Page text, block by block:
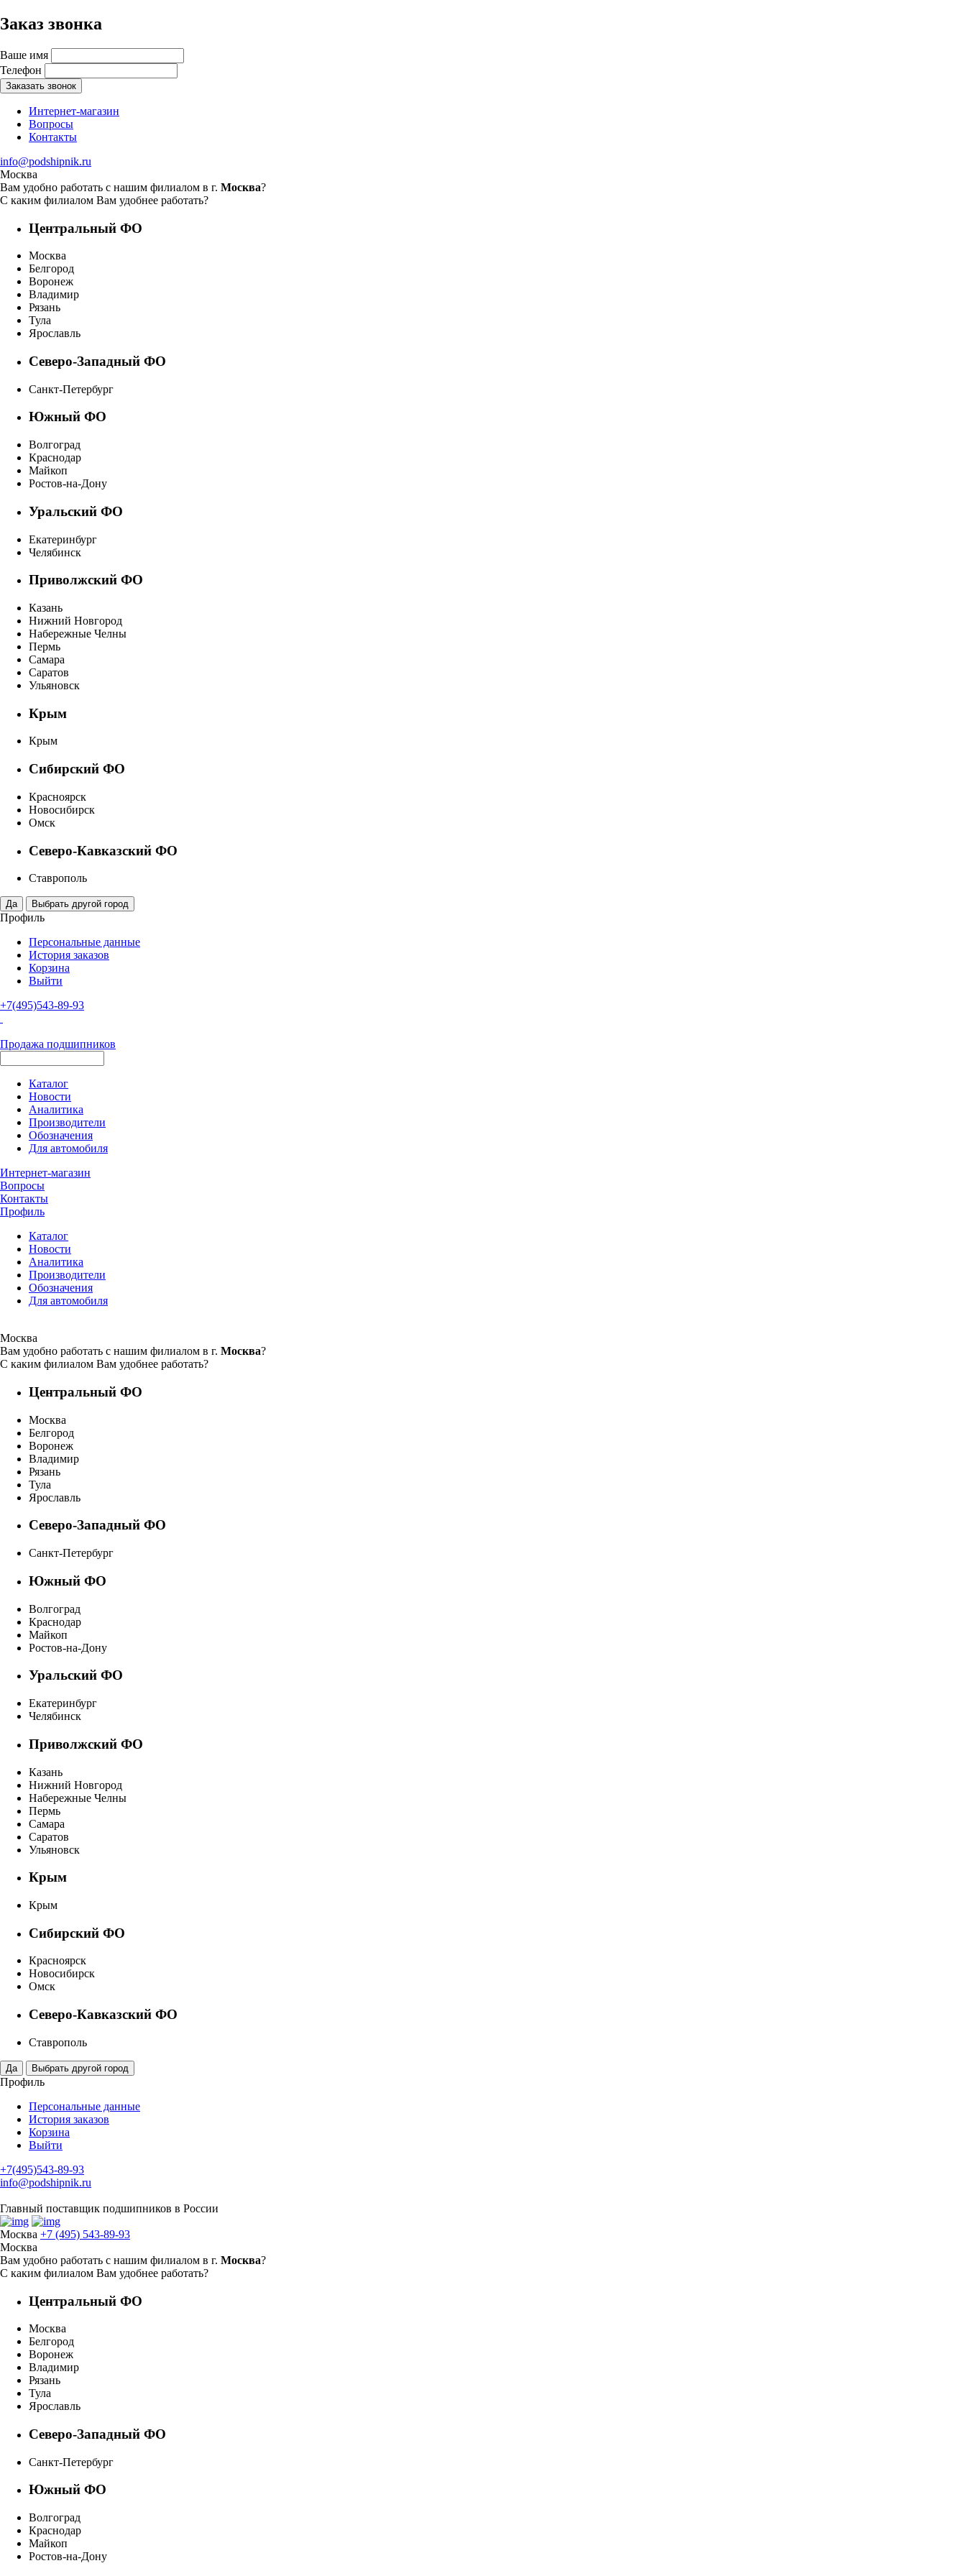
Заказ звонка
Ваше имя
Телефон
Заказать звонок
Интернет-магазин
Вопросы
Контакты
info@podshipnik.ru
Москва
Вам удобно работать с нашим филиалом в г. Москва?
С каким филиалом Вам удобнее работать?
Центральный ФО
Москва
Белгород
Воронеж
Владимир
Рязань
Тула
Ярославль
Северо-Западный ФО
Санкт-Петербург
Южный ФО
Волгоград
Краснодар
Майкоп
Ростов-на-Дону
Уральский ФО
Екатеринбург
Челябинск
Приволжский ФО
Казань
Нижний Новгород
Набережные Челны
Пермь
Самара
Саратов
Ульяновск
Крым
Крым
Сибирский ФО
Красноярск
Новосибирск
Омск
Северо-Кавказский ФО
Ставрополь
Профиль
Персональные данные
История заказов
Корзина
Выйти
+7(495)543-89-93
Продажа подшипников
Каталог
Новости
Аналитика
Производители
Обозначения
Для автомобиля
Интернет-магазин
Вопросы
Контакты
Профиль
Каталог
Новости
Аналитика
Производители
Обозначения
Для автомобиля
Москва
Вам удобно работать с нашим филиалом в г. Москва?
С каким филиалом Вам удобнее работать?
Центральный ФО
Москва
Белгород
Воронеж
Владимир
Рязань
Тула
Ярославль
Северо-Западный ФО
Санкт-Петербург
Южный ФО
Волгоград
Краснодар
Майкоп
Ростов-на-Дону
Уральский ФО
Екатеринбург
Челябинск
Приволжский ФО
Казань
Нижний Новгород
Набережные Челны
Пермь
Самара
Саратов
Ульяновск
Крым
Крым
Сибирский ФО
Красноярск
Новосибирск
Омск
Северо-Кавказский ФО
Ставрополь
Профиль
Персональные данные
История заказов
Корзина
Выйти
+7(495)543-89-93
info@podshipnik.ru
Главный поставщик подшипников в России
Москва +7 (495) 543-89-93
Москва
Вам удобно работать с нашим филиалом в г. Москва?
С каким филиалом Вам удобнее работать?
Центральный ФО
Москва
Белгород
Воронеж
Владимир
Рязань
Тула
Ярославль
Северо-Западный ФО
Санкт-Петербург
Южный ФО
Волгоград
Краснодар
Майкоп
Ростов-на-Дону